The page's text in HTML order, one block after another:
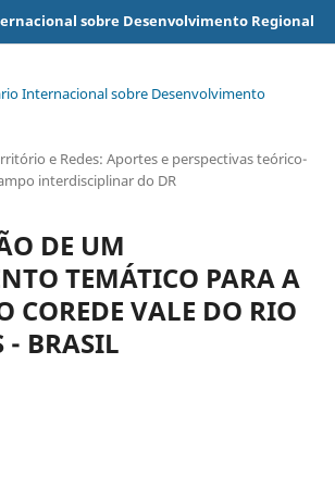
sobre Desenvolvimento Regional
Internacional sobre Desenvolvimento
e Redes: Aportes e perspectivas teórico-
interdisciplinar do DR
DE UM
TEMÁTICO PARA A
COREDE VALE DO RIO
- BRASIL